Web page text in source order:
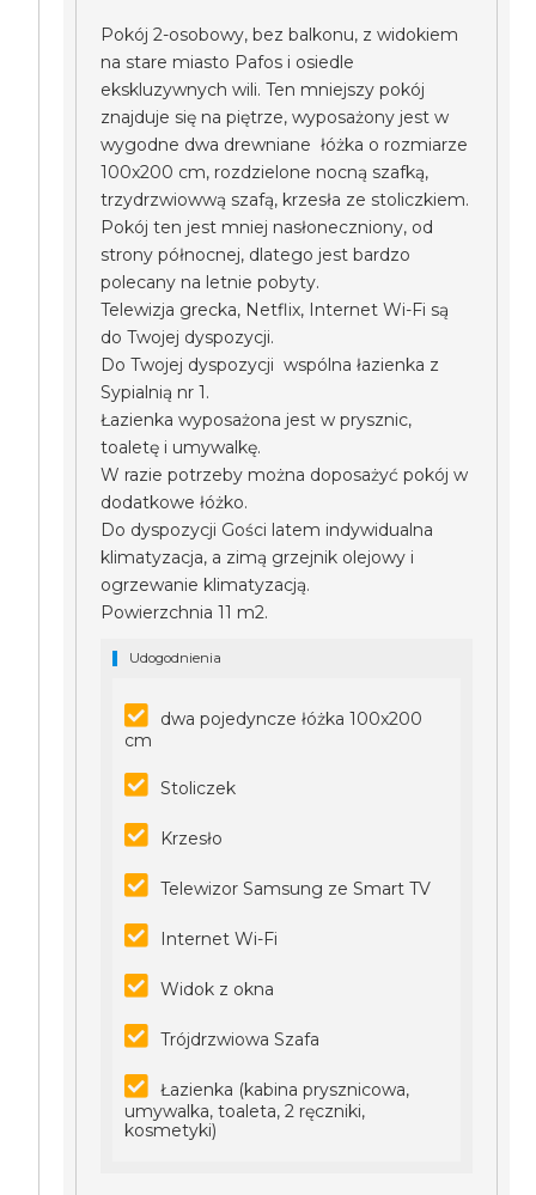
Pokój 2-osobowy, bez balkonu, z widokiem
na stare miasto Pafos i osiedle
ekskluzywnych wili. Ten mniejszy pokój
znajduje się na piętrze, wyposażony jest w
wygodne dwa drewniane łóżka o rozmiarze
100x200 cm, rozdzielone nocną szafką,
trzydrzwiowwą szafą, krzesła ze stoliczkiem.
Pokój ten jest mniej nasłoneczniony, od
strony północnej, dlatego jest bardzo
polecany na letnie pobyty.
Telewizja grecka, Netflix, Internet Wi-Fi są
do Twojej dyspozycji.
Do Twojej dyspozycji wspólna łazienka z
Sypialnią nr 1.
Łazienka wyposażona jest w prysznic,
toaletę i umywalkę.
W razie potrzeby można doposażyć pokój w
dodatkowe łóżko.
Do dyspozycji Gości latem indywidualna
klimatyzacja, a zimą grzejnik olejowy i
ogrzewanie klimatyzacją.
Powierzchnia 11 m2.
Udogodnienia
dwa pojedyncze łóżka 100x200
cm
Stoliczek
Krzesło
Telewizor Samsung ze Smart TV
Internet Wi-Fi
Widok z okna
Trójdrzwiowa Szafa
Łazienka (kabina prysznicowa,
umywalka, toaleta, 2 ręczniki,
kosmetyki)